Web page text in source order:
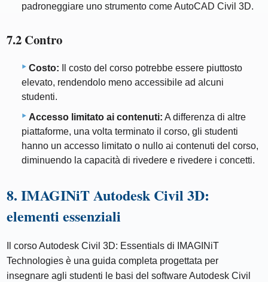
padroneggiare uno strumento come AutoCAD Civil 3D.
7.2 Contro
Costo: Il costo del corso potrebbe essere piuttosto
elevato, rendendolo meno accessibile ad alcuni
studenti.
Accesso limitato ai contenuti: A differenza di altre
piattaforme, una volta terminato il corso, gli studenti
hanno un accesso limitato o nullo ai contenuti del corso,
diminuendo la capacità di rivedere e rivedere i concetti.
8. IMAGINiT Autodesk Civil 3D:
elementi essenziali
Il corso Autodesk Civil 3D: Essentials di IMAGINiT
Technologies è una guida completa progettata per
insegnare agli studenti le basi del software Autodesk Civil